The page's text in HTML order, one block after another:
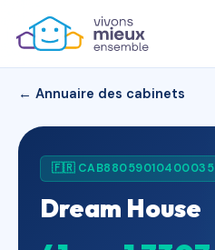
← Annuaire des cabinets
🇫🇷 CAB88059010400035
Dream House